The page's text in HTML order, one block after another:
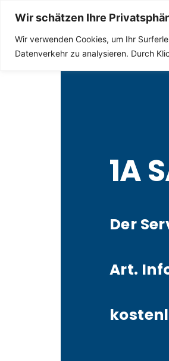
Wir schätzen Ihre
Wir verwenden Cookies, um Ihr
Datenverkehr zu analysieren. Durch
Sanitär
1A
Der
Art.